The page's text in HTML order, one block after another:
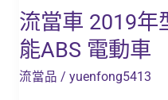
流當車 2019年
能ABS 電動車
流當品 / yuenfong5413